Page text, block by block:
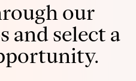
our
and select a